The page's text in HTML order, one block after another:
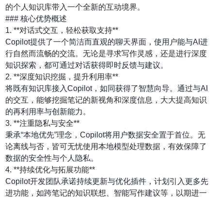
的个人知识库带入一个全新的互动境界。
### 核心优势概述
1. **对话式交互，轻松获取支持**
Copilot提供了一个简洁而直观的聊天界面，使用户能与AI进
行自然而流畅的交流。无论是寻求写作灵感，还是进行深度
知识探索，都可通过对话获得即时反馈与建议。
2. **深度知识挖掘，提升利用率**
将既有知识库接入Copilot，如同获得了智慧向导。通过与AI
的交互，能够挖掘笔记的新视角和深度信息，大大提高知识
的再利用率与创新能力。
3. **注重隐私与安全**
秉承“本地优先”理念，Copilot将用户数据安全置于首位。无
论离线与否，皆可无忧使用本地模型处理数据，有效保障了
数据的安全性与个人隐私。
4. **持续优化与拓展功能**
Copilot开发团队承诺持续更新与优化插件，计划引入更多先
进功能，如跨笔记的知识联想、智能写作建议等，以期进一